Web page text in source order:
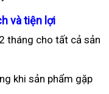
và tiện lợi
tháng cho tất cả sản
khi sản phẩm gặp